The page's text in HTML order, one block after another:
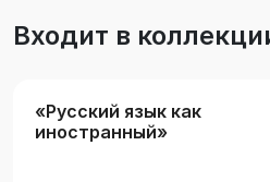
полезно преподавателям,
иностранным студентам,
высшей математики.
Входит в
«Русский язык как
иностранный»